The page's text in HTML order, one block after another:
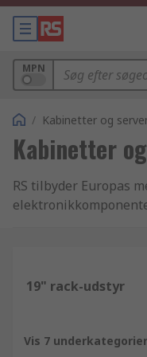
MPN
/ Kabinetter og
Kabinetter
RS tilbyder Europas
hundredtusindvis af
imødekommer vi
produktkvalitet. Når
19" rack-udstyr
Vis 7 underkategorier